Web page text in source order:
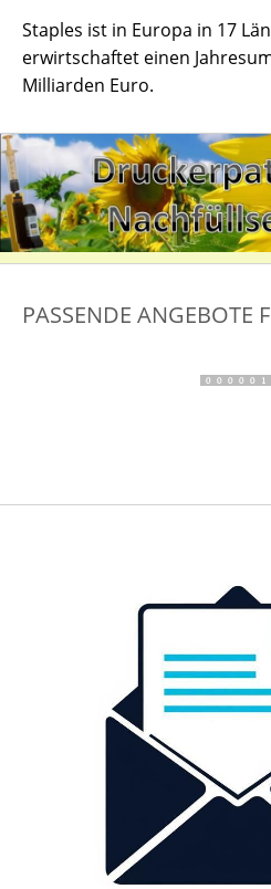
Staples ist in Europa in 17
erwirtschaftet einen
Milliarden Euro.
PASSENDE ANGEBOTE